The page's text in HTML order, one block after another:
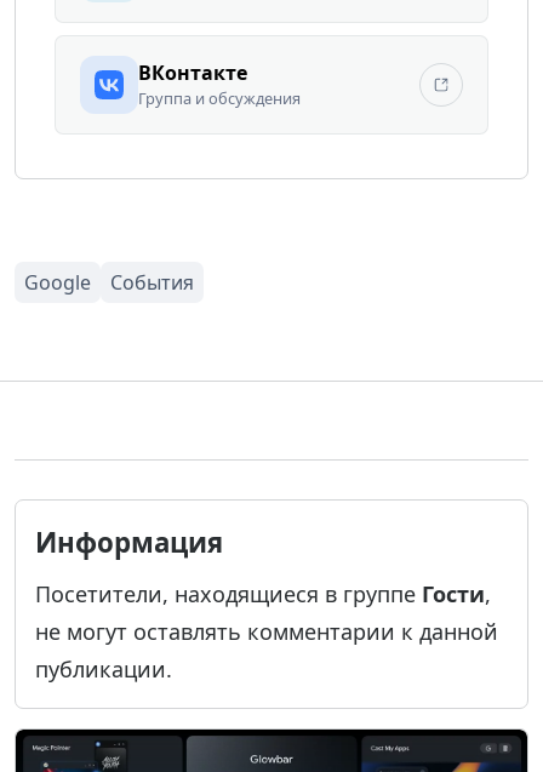
ВКонтакте
Группа и обсуждения
Информация
Посетители, находящиеся в группе Гости,
не могут оставлять комментарии к данной
публикации.